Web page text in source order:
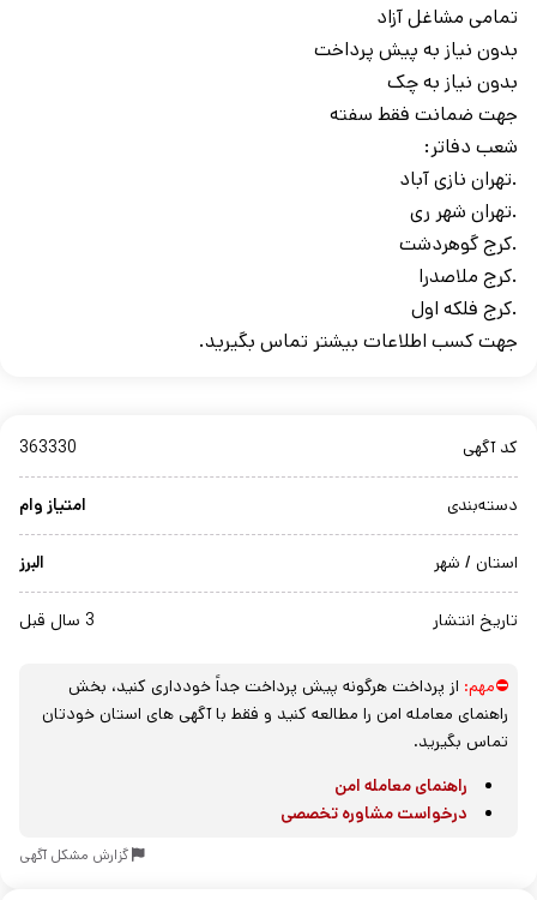
تمامی مشاغل آزاد
بدون نیاز به پیش پرداخت
بدون نیاز به چک
جهت ضمانت فقط سفته
شعب دفاتر:
.تهران نازی آباد
.تهران شهر ری
.کرج گوهردشت
.کرج ملاصدرا
.کرج فلکه اول
جهت کسب اطلاعات بیشتر تماس بگیرید.
کد آگهی 363330
دسته‌بندی امتیاز وام
استان / شهر البرز
تاریخ انتشار 3 سال قبل
⛔مهم: از پرداخت هرگونه پیش پرداخت جداً خودداری کنید، بخش
راهنمای معامله امن را مطالعه کنید و فقط با آگهی های استان خودتان
تماس بگیرید.
راهنمای معامله امن
درخواست مشاوره تخصصی
گزارش مشکل آگهی